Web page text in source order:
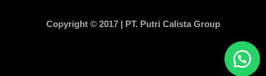
Copyright © 2017 | PT. Putri Calista Group